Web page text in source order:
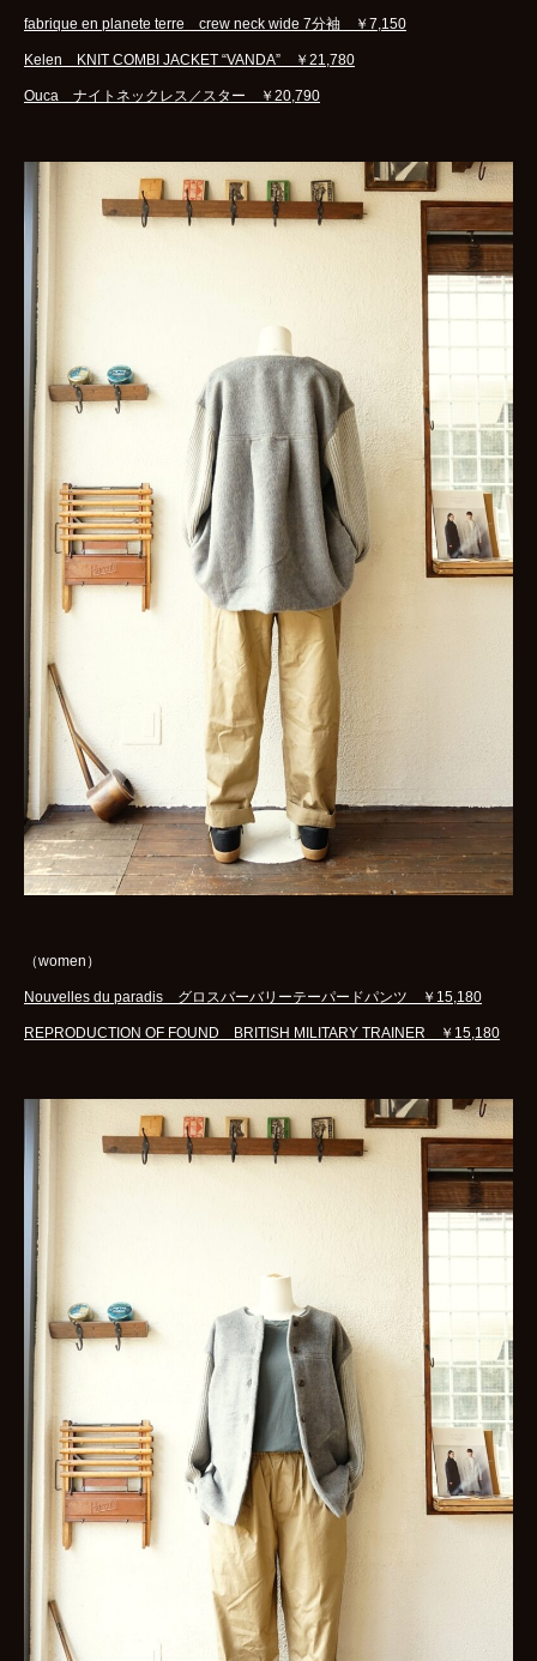
fabrique en planete terre crew neck wide 7分袖 ￥7,150
Kelen KNIT COMBI JACKET “VANDA” ￥21,780
Ouca ナイトネックレス／スター ￥20,790
（women）
Nouvelles du paradis グロスバーバリーテーパードパンツ ￥15,180
REPRODUCTION OF FOUND BRITISH MILITARY TRAINER ￥15,180